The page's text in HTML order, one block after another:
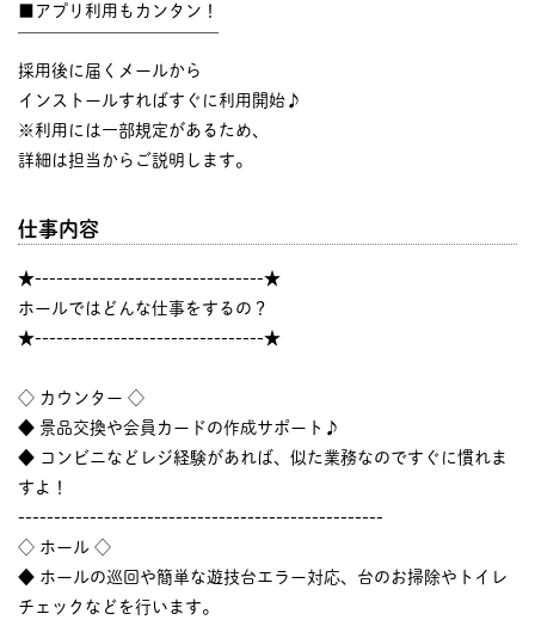
■アプリ利用もカンタン！
採用後に届くメールから
インストールすればすぐに利用開始♪
※利用には一部規定があるため、
詳細は担当からご説明します。
仕事内容
★--------------------------------★
ホールではどんな仕事をするの？
★--------------------------------★
◇ カウンター ◇
◆ 景品交換や会員カードの作成サポート♪
◆ コンビニなどレジ経験があれば、似た業務なのですぐに慣れま
すよ！
---------------------------------------------------
◇ ホール ◇
◆ ホールの巡回や簡単な遊技台エラー対応、台のお掃除やトイレ
チェックなどを行います。